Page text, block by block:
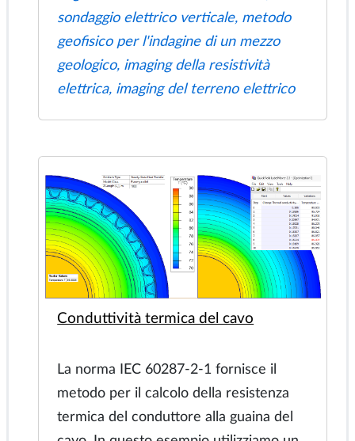
Successivamente questi dati vengono
elaborati dal pacchetto software
ZondRes2D per costruire la pseudo-
sezione sotterranea.
Fecha: 2024-08-09
degli elettrodi della serie Wenner,
sondaggio elettrico verticale, metodo
geofisico per l'indagine di un mezzo
geologico, imaging della resistività
elettrica, imaging del terreno elettrico